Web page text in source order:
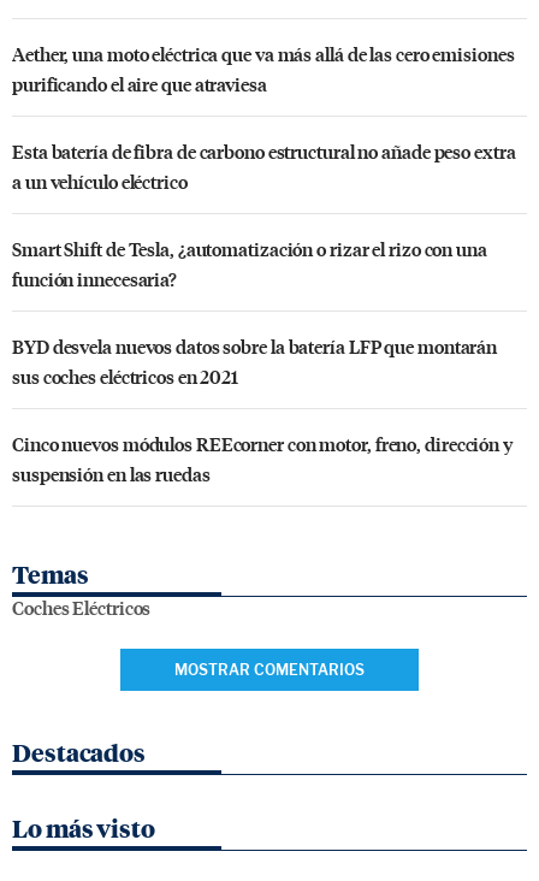
Aether, una moto eléctrica que va más allá de las cero emisiones
purificando el aire que atraviesa
Esta batería de fibra de carbono estructural no añade peso extra
a un vehículo eléctrico
Smart Shift de Tesla, ¿automatización o rizar el rizo con una
función innecesaria?
BYD desvela nuevos datos sobre la batería LFP que montarán
sus coches eléctricos en 2021
Cinco nuevos módulos REEcorner con motor, freno, dirección y
suspensión en las ruedas
Temas
Coches Eléctricos
MOSTRAR COMENTARIOS
Destacados
Lo más visto